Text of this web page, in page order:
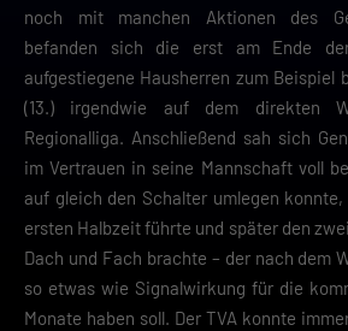
noch mit manchen Aktionen des
befanden sich die erst am Ende
aufgestiegene Hausherren zum Beispiel
(13.) irgendwie auf dem direkten
Regionalliga. Anschließend sah sich
im Vertrauen in seine Mannschaft voll
auf gleich den Schalter umlegen
ersten Halbzeit führte und später den
Dach und Fach brachte – der nach dem
so etwas wie Signalwirkung für die
Monate haben soll. Der TVA konnte